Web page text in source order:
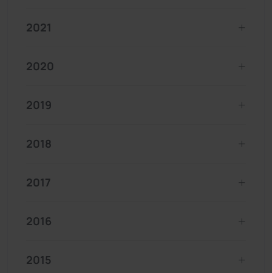
2021
2020
2019
2018
2017
2016
2015